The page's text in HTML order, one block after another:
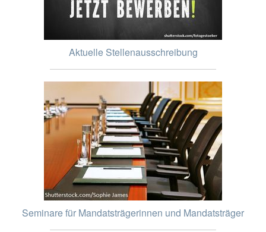
Aktuelle Stellenausschreibung
Seminare für Mandatsträgerinnen und Mandatsträger